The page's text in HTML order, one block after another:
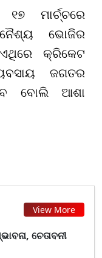
ମାର୍ଚ୍ଚରେ
ଭୋଜିର
କ୍ରିକେଟ
ଜଗତର
ବୋଲି ଆଶା
View More
ଚେତାବନୀ